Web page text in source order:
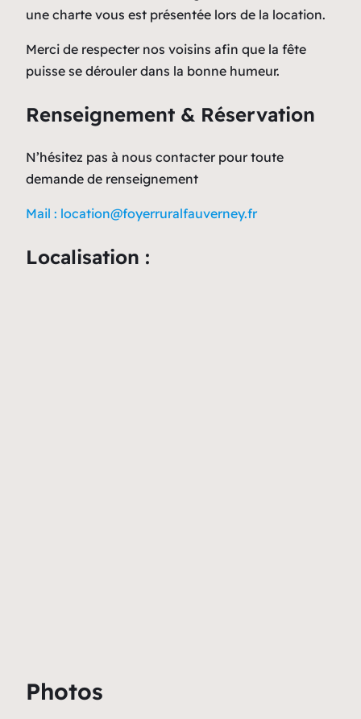
une charte vous est présentée lors de la location.
Merci de respecter nos voisins afin que la fête
puisse se dérouler dans la bonne humeur.
Renseignement & Réservation
N’hésitez pas à nous contacter pour toute
demande de renseignement
Mail : location@foyerruralfauverney.fr
Localisation :
Photos